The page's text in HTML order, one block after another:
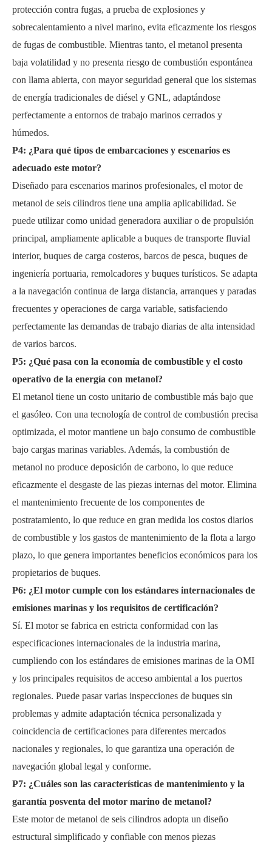
protección contra fugas, a prueba de explosiones y
sobrecalentamiento a nivel marino, evita eficazmente los riesgos
de fugas de combustible. Mientras tanto, el metanol presenta
baja volatilidad y no presenta riesgo de combustión espontánea
con llama abierta, con mayor seguridad general que los sistemas
de energía tradicionales de diésel y GNL, adaptándose
perfectamente a entornos de trabajo marinos cerrados y
húmedos.
P4: ¿Para qué tipos de embarcaciones y escenarios es
adecuado este motor?
Diseñado para escenarios marinos profesionales, el motor de
metanol de seis cilindros tiene una amplia aplicabilidad. Se
puede utilizar como unidad generadora auxiliar o de propulsión
principal, ampliamente aplicable a buques de transporte fluvial
interior, buques de carga costeros, barcos de pesca, buques de
ingeniería portuaria, remolcadores y buques turísticos. Se adapta
a la navegación continua de larga distancia, arranques y paradas
frecuentes y operaciones de carga variable, satisfaciendo
perfectamente las demandas de trabajo diarias de alta intensidad
de varios barcos.
P5: ¿Qué pasa con la economía de combustible y el costo
operativo de la energía con metanol?
El metanol tiene un costo unitario de combustible más bajo que
el gasóleo. Con una tecnología de control de combustión precisa
optimizada, el motor mantiene un bajo consumo de combustible
bajo cargas marinas variables. Además, la combustión de
metanol no produce deposición de carbono, lo que reduce
eficazmente el desgaste de las piezas internas del motor. Elimina
el mantenimiento frecuente de los componentes de
postratamiento, lo que reduce en gran medida los costos diarios
de combustible y los gastos de mantenimiento de la flota a largo
plazo, lo que genera importantes beneficios económicos para los
propietarios de buques.
P6: ¿El motor cumple con los estándares internacionales de
emisiones marinas y los requisitos de certificación?
Sí. El motor se fabrica en estricta conformidad con las
especificaciones internacionales de la industria marina,
cumpliendo con los estándares de emisiones marinas de la OMI
y los principales requisitos de acceso ambiental a los puertos
regionales. Puede pasar varias inspecciones de buques sin
problemas y admite adaptación técnica personalizada y
coincidencia de certificaciones para diferentes mercados
nacionales y regionales, lo que garantiza una operación de
navegación global legal y conforme.
P7: ¿Cuáles son las características de mantenimiento y la
garantía posventa del motor marino de metanol?
Este motor de metanol de seis cilindros adopta un diseño
estructural simplificado y confiable con menos piezas